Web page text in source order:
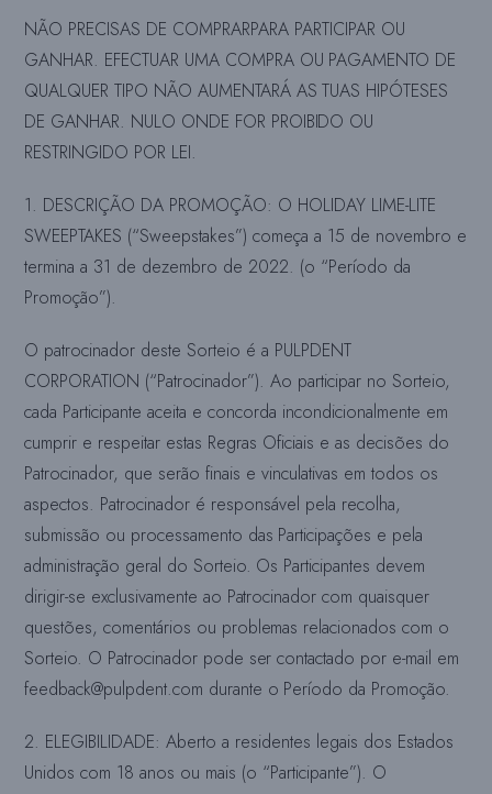
NÃO PRECISAS DE COMPRARPARA PARTICIPAR OU
GANHAR. EFECTUAR UMA COMPRA OU PAGAMENTO DE
QUALQUER TIPO NÃO AUMENTARÁ AS TUAS HIPÓTESES
DE GANHAR. NULO ONDE FOR PROIBIDO OU
RESTRINGIDO POR LEI.
1. DESCRIÇÃO DA PROMOÇÃO: O HOLIDAY LIME-LITE
SWEEPTAKES (“Sweepstakes”) começa a 15 de novembro e
termina a 31 de dezembro de 2022. (o “Período da
Promoção”).
O patrocinador deste Sorteio é a PULPDENT
CORPORATION (“Patrocinador”). Ao participar no Sorteio,
cada Participante aceita e concorda incondicionalmente em
cumprir e respeitar estas Regras Oficiais e as decisões do
Patrocinador, que serão finais e vinculativas em todos os
aspectos. Patrocinador é responsável pela recolha,
submissão ou processamento das Participações e pela
administração geral do Sorteio. Os Participantes devem
dirigir-se exclusivamente ao Patrocinador com quaisquer
questões, comentários ou problemas relacionados com o
Sorteio. O Patrocinador pode ser contactado por e-mail em
feedback@pulpdent.com durante o Período da Promoção.
2. ELEGIBILIDADE: Aberto a residentes legais dos Estados
Unidos com 18 anos ou mais (o “Participante”). O